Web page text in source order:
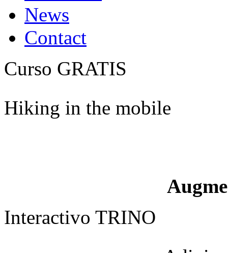
News
Contact
Curso GRATIS
Hiking in the mobile
Interactivo TRINO